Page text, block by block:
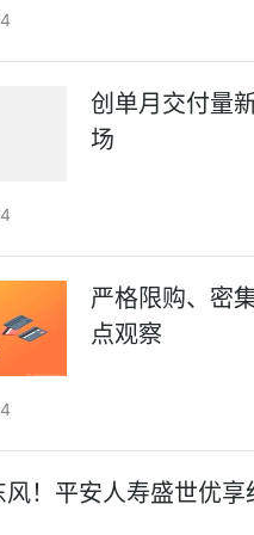
创单月交付量
场
严格限购、密
点观察
风！平安人寿盛世优